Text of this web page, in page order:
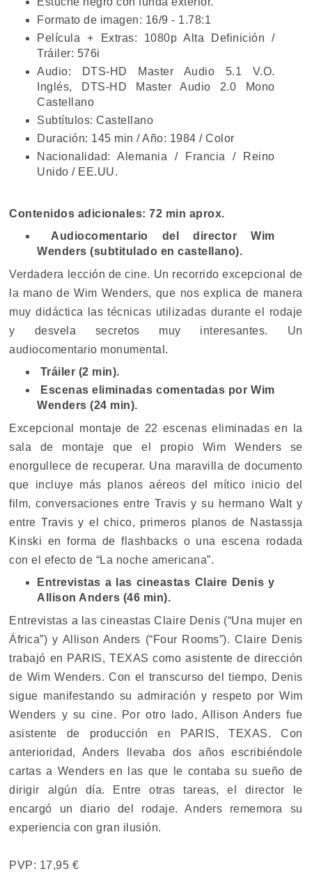
Formato de imagen: 16/9 - 1.78:1
Película + Extras: 1080p Alta Definición /
Tráiler: 576i
Audio: DTS-HD Master Audio 5.1 V.O.
Inglés, DTS-HD Master Audio 2.0 Mono
Castellano
Subtítulos: Castellano
Duración: 145 min / Año: 1984 / Color
Nacionalidad: Alemania / Francia / Reino
Unido / EE.UU.
Contenidos adicionales: 72 min aprox.
Audiocomentario del director Wim
Wenders (subtitulado en castellano).
Verdadera lección de cine. Un recorrido excepcional de
la mano de Wim Wenders, que nos explica de manera
muy didáctica las técnicas utilizadas durante el rodaje
y desvela secretos muy interesantes. Un
audiocomentario monumental.
Tráiler (2 min).
Escenas eliminadas comentadas por Wim
Wenders (24 min).
Excepcional montaje de 22 escenas eliminadas en la
sala de montaje que el propio Wim Wenders se
enorgullece de recuperar. Una maravilla de documento
que incluye más planos aéreos del mítico inicio del
film, conversaciones entre Travis y su hermano Walt y
entre Travis y el chico, primeros planos de Nastassja
Kinski en forma de flashbacks o una escena rodada
con el efecto de “La noche americana”.
Entrevistas a las cineastas Claire Denis y
Allison Anders (46 min).
Entrevistas a las cineastas Claire Denis (“Una mujer en
África”) y Allison Anders (“Four Rooms”). Claire Denis
trabajó en PARIS, TEXAS como asistente de dirección
de Wim Wenders. Con el transcurso del tiempo, Denis
sigue manifestando su admiración y respeto por Wim
Wenders y su cine. Por otro lado, Allison Anders fue
asistente de producción en PARIS, TEXAS. Con
anterioridad, Anders llevaba dos años escribiéndole
cartas a Wenders en las que le contaba su sueño de
dirigir algún día. Entre otras tareas, el director le
encargó un diario del rodaje. Anders rememora su
experiencia con gran ilusión.
PVP: 17,95 €